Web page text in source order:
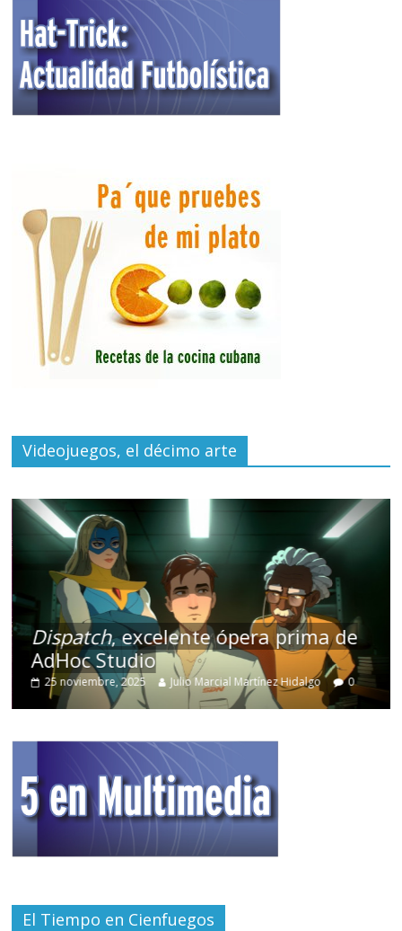
Videojuegos, el décimo arte
Dispatch, excelente ópera prima de
AdHoc Studio
25 noviembre, 2025 Julio Marcial Martínez Hidalgo 0
El Tiempo en Cienfuegos